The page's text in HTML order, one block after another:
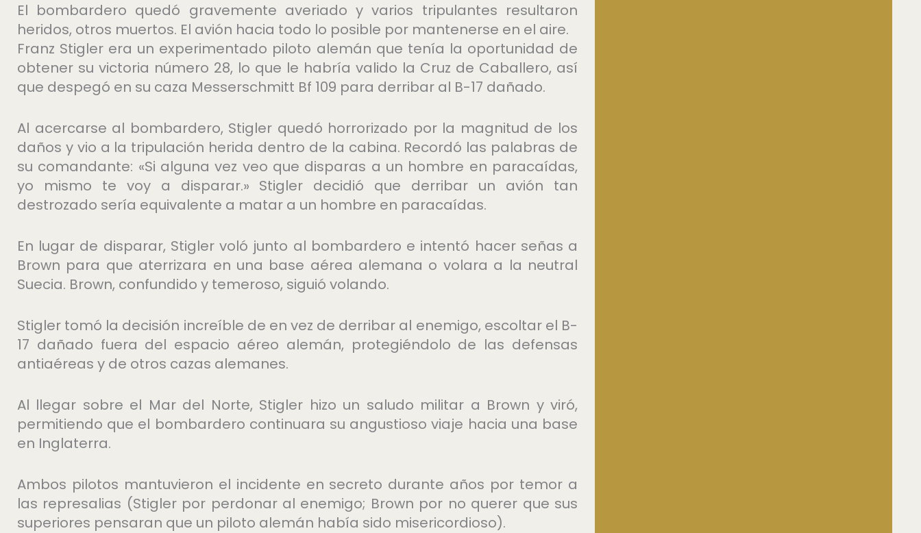
El bombardero quedó gravemente averiado y varios tripulantes resultaron
heridos, otros muertos. El avión hacia todo lo posible por mantenerse en el aire.
Franz Stigler era un experimentado piloto alemán que tenía la oportunidad de
obtener su victoria número 28, lo que le habría valido la Cruz de Caballero, así
que despegó en su caza Messerschmitt Bf 109 para derribar al B-17 dañado.
Al acercarse al bombardero, Stigler quedó horrorizado por la magnitud de los
daños y vio a la tripulación herida dentro de la cabina. Recordó las palabras de
su comandante: «Si alguna vez veo que disparas a un hombre en paracaídas,
yo mismo te voy a disparar.» Stigler decidió que derribar un avión tan
destrozado sería equivalente a matar a un hombre en paracaídas.
En lugar de disparar, Stigler voló junto al bombardero e intentó hacer señas a
Brown para que aterrizara en una base aérea alemana o volara a la neutral
Suecia. Brown, confundido y temeroso, siguió volando.
Stigler tomó la decisión increíble de en vez de derribar al enemigo, escoltar el B-
17 dañado fuera del espacio aéreo alemán, protegiéndolo de las defensas
antiaéreas y de otros cazas alemanes.
Al llegar sobre el Mar del Norte, Stigler hizo un saludo militar a Brown y viró,
permitiendo que el bombardero continuara su angustioso viaje hacia una base
en Inglaterra.
Ambos pilotos mantuvieron el incidente en secreto durante años por temor a
las represalias (Stigler por perdonar al enemigo; Brown por no querer que sus
superiores pensaran que un piloto alemán había sido misericordioso).